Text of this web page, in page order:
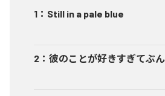
1 ： Still in a pale blue
2 ： 彼のことが好きすぎてぶ